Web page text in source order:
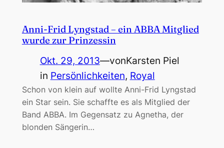
Anni-Frid Lyngstad – ein ABBA Mitglied
wurde zur Prinzessin
Okt. 29, 2013—vonKarsten Piel
in Persönlichkeiten, Royal
Schon von klein auf wollte Anni-Frid Lyngstad
ein Star sein. Sie schaffte es als Mitglied der
Band ABBA. Im Gegensatz zu Agnetha, der
blonden Sängerin…